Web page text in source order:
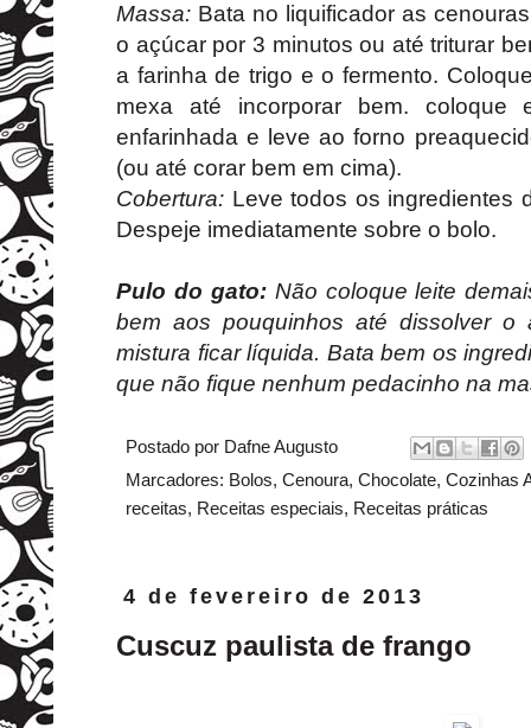
Massa: Bata no liquificador as
o açúcar por 3 minutos ou até triturar
a farinha de trigo e o fermento.
mexa até incorporar bem. coloque
enfarinhada e leve ao forno
(ou até corar bem em cima).
Cobertura: Leve todos os ingredientes
Despeje imediatamente sobre o bolo.
Pulo do gato: Não coloque leite
bem aos pouquinhos até dissolver
mistura ficar líquida. Bata bem os
que não fique nenhum pedacinho na
Postado por Dafne Augusto
Marcadores: Bolos, Cenoura, Chocolate, Cozinhas
receitas, Receitas especiais, Receitas práticas
4 de fevereiro de 2013
Cuscuz paulista de frango